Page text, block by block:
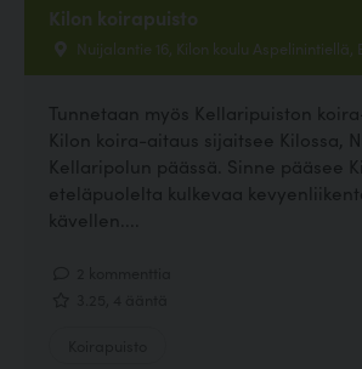
Kilon koirapuisto
Nuijalantie 16, Kilon koulu Aspelinintiellä,
Tunnetaan myös Kellaripuiston
Kilon koira-aitaus sijaitsee Kilossa,
Kellaripolun päässä. Sinne pääsee
eteläpuolelta kulkevaa
kävellen....